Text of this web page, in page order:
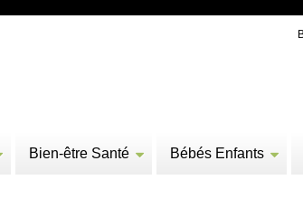
Bien-être Santé Bébés Enfants